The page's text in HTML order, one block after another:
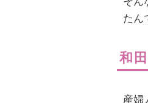
たん
和
産婦